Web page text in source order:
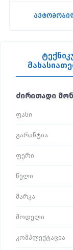
ძირითადი
ფასი
გარანტია
ფერი
წელი
მარკა
მოდელი
კომპლექტაცია